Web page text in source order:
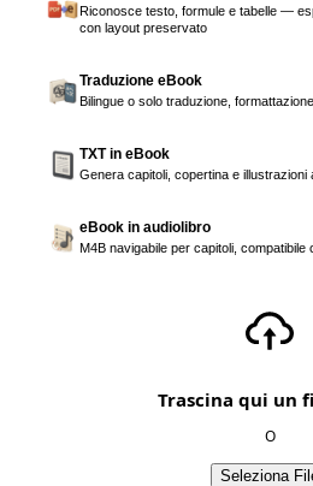
Riconosce testo, formule e tabelle —
con layout preservato
Traduzione eBook
Bilingue o solo traduzione,
TXT in eBook
Genera capitoli, copertina e illustrazioni
eBook in audiolibro
M4B navigabile per capitoli,
Trascina qui un
O
Seleziona